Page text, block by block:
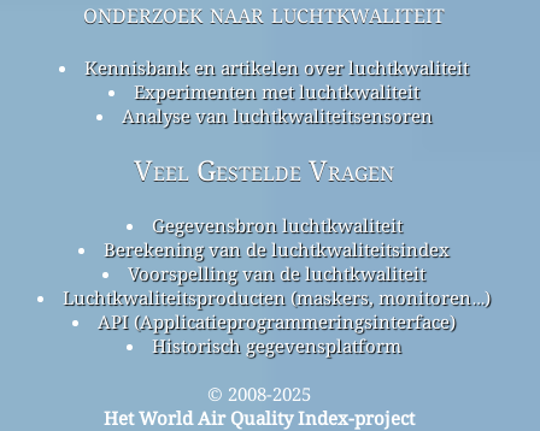
onderzoek naar luchtkwaliteit
Kennisbank en artikelen over luchtkwaliteit
Experimenten met luchtkwaliteit
Analyse van luchtkwaliteitsensoren
Veel Gestelde Vragen
Gegevensbron luchtkwaliteit
Berekening van de luchtkwaliteitsindex
Voorspelling van de luchtkwaliteit
Luchtkwaliteitsproducten (maskers, monitoren…)
API (Applicatieprogrammeringsinterface)
Historisch gegevensplatform
© 2008-2025
Het World Air Quality Index-project